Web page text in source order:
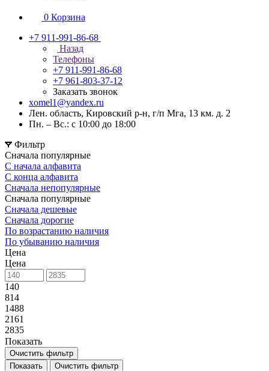
0 Корзина
+7 911-991-86-68
Назад
Телефоны
+7 911-991-86-68
+7 961-803-37-12
Заказать звонок
xomel1@yandex.ru
Лен. область, Кировский р-н, г/п Мга, 13 км. д. 2
Пн. – Вс.: с 10:00 до 18:00
Фильтр
Сначала популярные
С начала алфавита
С конца алфавита
Сначала непопулярные
Сначала популярные
Сначала дешевые
Сначала дорогие
По возрастанию наличия
По убыванию наличия
Цена
Цена
140
814
1488
2161
2835
Показать
Очистить фильтр
Показать
Очистить фильтр